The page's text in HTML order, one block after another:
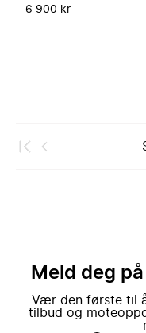
6 900 kr
Meld deg
Vær den første til
tilbud og